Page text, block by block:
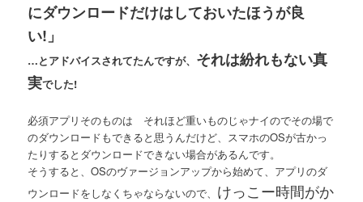
にダウンロードだけはしておいたほうが良
い!」
…とアドバイスされてたんですが、 それは紛れもない真
実でした!
必須アプリそのものは それほど重いものじゃナイのでその場で
のダウンロードもできると思うんだけど、スマホのOSが古かっ
たりするとダウンロードできない場合があるんです。
そうすると、OSのヴァージョンアップから始めて、アプリのダ
ウンロードをしなくちゃならないので、 けっこー時間がか